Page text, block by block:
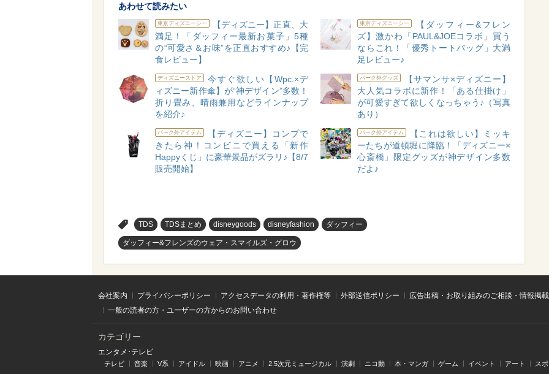
あわせて読みたい
東京ディズニーシー
【ディズニー】正直、大
満足！「ダッフィー最新お菓子」5種
の“可愛さ＆お味”を正直おすすめ♪【完
食レビュー】
東京ディズニーシー
【ダッフィー&フレン
ズ】激かわ「PAUL&JOEコラボ」買う
ならこれ！「優秀トートバッグ」大満
足レビュー♪
ディズニーストア
今すぐ欲しい【Wpc.×デ
ィズニー新作傘】が“神デザイン”多数！
折り畳み、晴雨兼用などラインナップ
を紹介♪
パーク外グッズ
【サマンサ×ディズニー】
大人気コラボに新作！「ある仕掛け」
が可愛すぎて欲しくなっちゃう♪（写真
あり）
パーク外アイテム
【ディズニー】コンプで
きたら神！コンビニで買える「新作
Happyくじ」に豪華景品がズラリ♪【8/7
販売開始】
パーク外アイテム
【これは欲しい】ミッキ
ーたちが道頓堀に降臨！「ディズニー×
心斎橋」限定グッズが神デザイン多数
だよ♪
TDS TDSまとめ disneygoods disneyfashion ダッフィー
ダッフィー&フレンズのウェア・スマイルズ・グロウ
会社案内 プライバシーポリシー アクセスデータの利用・著作権等 外部送信ポリシー
広告出稿・お取り組みのご相談・情報掲
一般の読者の方・ユーザーの方からのお問い合わせ
カテゴリー
エンタメ･テレビ
テレビ 音楽 V系 アイドル 映画 アニメ 2.5次元ミュージカル 演劇 ニコ動 本・マンガ ゲーム イベント アート ス